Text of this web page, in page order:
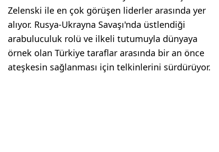
Zelenski ile en çok görüşen liderler arasında yer
alıyor. Rusya-Ukrayna Savaşı'nda üstlendiği
arabuluculuk rolü ve ilkeli tutumuyla dünyaya
örnek olan Türkiye taraflar arasında bir an önce
ateşkesin sağlanması için telkinlerini sürdürüyor.